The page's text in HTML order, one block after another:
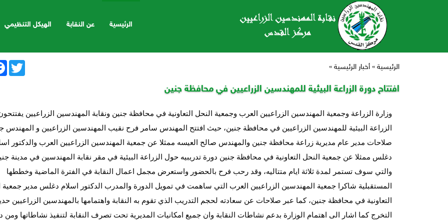
الرئيسية عن النقابة الهيكل التنظيمي
الرئيسية » أخبار الرئيسية »
Twitter
افتتاح دورة الزراعة البيئية للمهندسين الزراعيين في محافظة جنين
وزارة الزراعة وجمعية المهندسين الزراعيين العرب وجمعية النحل التعاونية في محافظة جنين ونقابة المهندسين الزراعيين
الزراعة البيئية للمهندسين الزراعيين في محافظة جنين، حيث افتتح المهندس سامر فرح نقيب المهندسين الزراعيين و المهندس
صلاحات مدير عام مديرية زراعة محافظة جنين والمهندس صالح العيسه ممثلا عن جمعية المهندسين الزراعيين العرب والدكتور
دغلس ممثلا عن جمعية النحل التعاونية في محافظة جنين دورة تدريبيه حول الزراعة البيئية في مقر نقابة المهندسين في مدينة
والتي سوف تستمر لمدة ثلاثة ايام متتاليه، وقد رحب فرح بالحضور واستعرض مجمل اعمال النقابة في الفترة الماضية وخططها
المستقبلية شاكرا جمعية المهندسين الزراعيين العرب التي ساهمت في تمويل الدورة والمدرب الدكتور اسلام دغلس مدير جمعية
التعاونية في محافظة جنين، كما عبر صلاحات عن سعادته لحجم التدريب الذي تقوم به النقابة واهتمامها بالمهندسين الزراعيين
التخرج كما اشار الى اهتمام الوزارة بدعم نشاطات النقابة وان جميع امكانيات المديرية تحت تصرف النقابة لتنفيذ نشاطاتها ومن